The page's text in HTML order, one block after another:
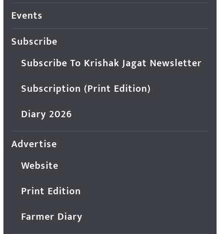
Events
Subscribe
Subscribe To Krishak Jagat Newsletter
Subscription (Print Edition)
Diary 2026
Advertise
Website
Print Edition
Farmer Diary